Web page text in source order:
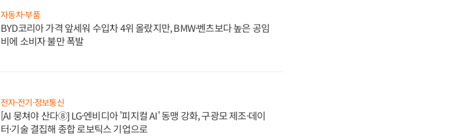
자동차·부품
BYD코리아 가격 앞세워 수입차 4위 올랐지만, BMW·벤츠보다 높은 공임
비에 소비자 불만 폭발
전자·전기·정보통신
[AI 뭉쳐야 산다⑧] LG·엔비디아 '피지컬 AI' 동맹 강화, 구광모 제조·데이
터·기술 결집해 종합 로보틱스 기업으로